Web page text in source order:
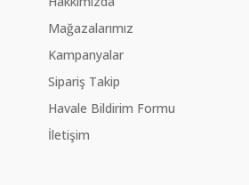
Mağazalarımız
Kampanyalar
Sipariş Takip
Havale Bildirim Formu
İletişim